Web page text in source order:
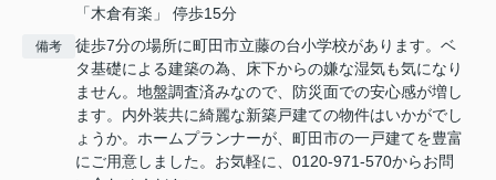
「木倉有楽」 停歩15分
備考
徒歩7分の場所に町田市立藤の台小学校があります。ベ
タ基礎による建築の為、床下からの嫌な湿気も気になり
ません。地盤調査済みなので、防災面での安心感が増し
ます。内外装共に綺麗な新築戸建ての物件はいかがでし
ょうか。ホームプランナーが、町田市の一戸建てを豊富
にご用意しました。お気軽に、0120-971-570からお問